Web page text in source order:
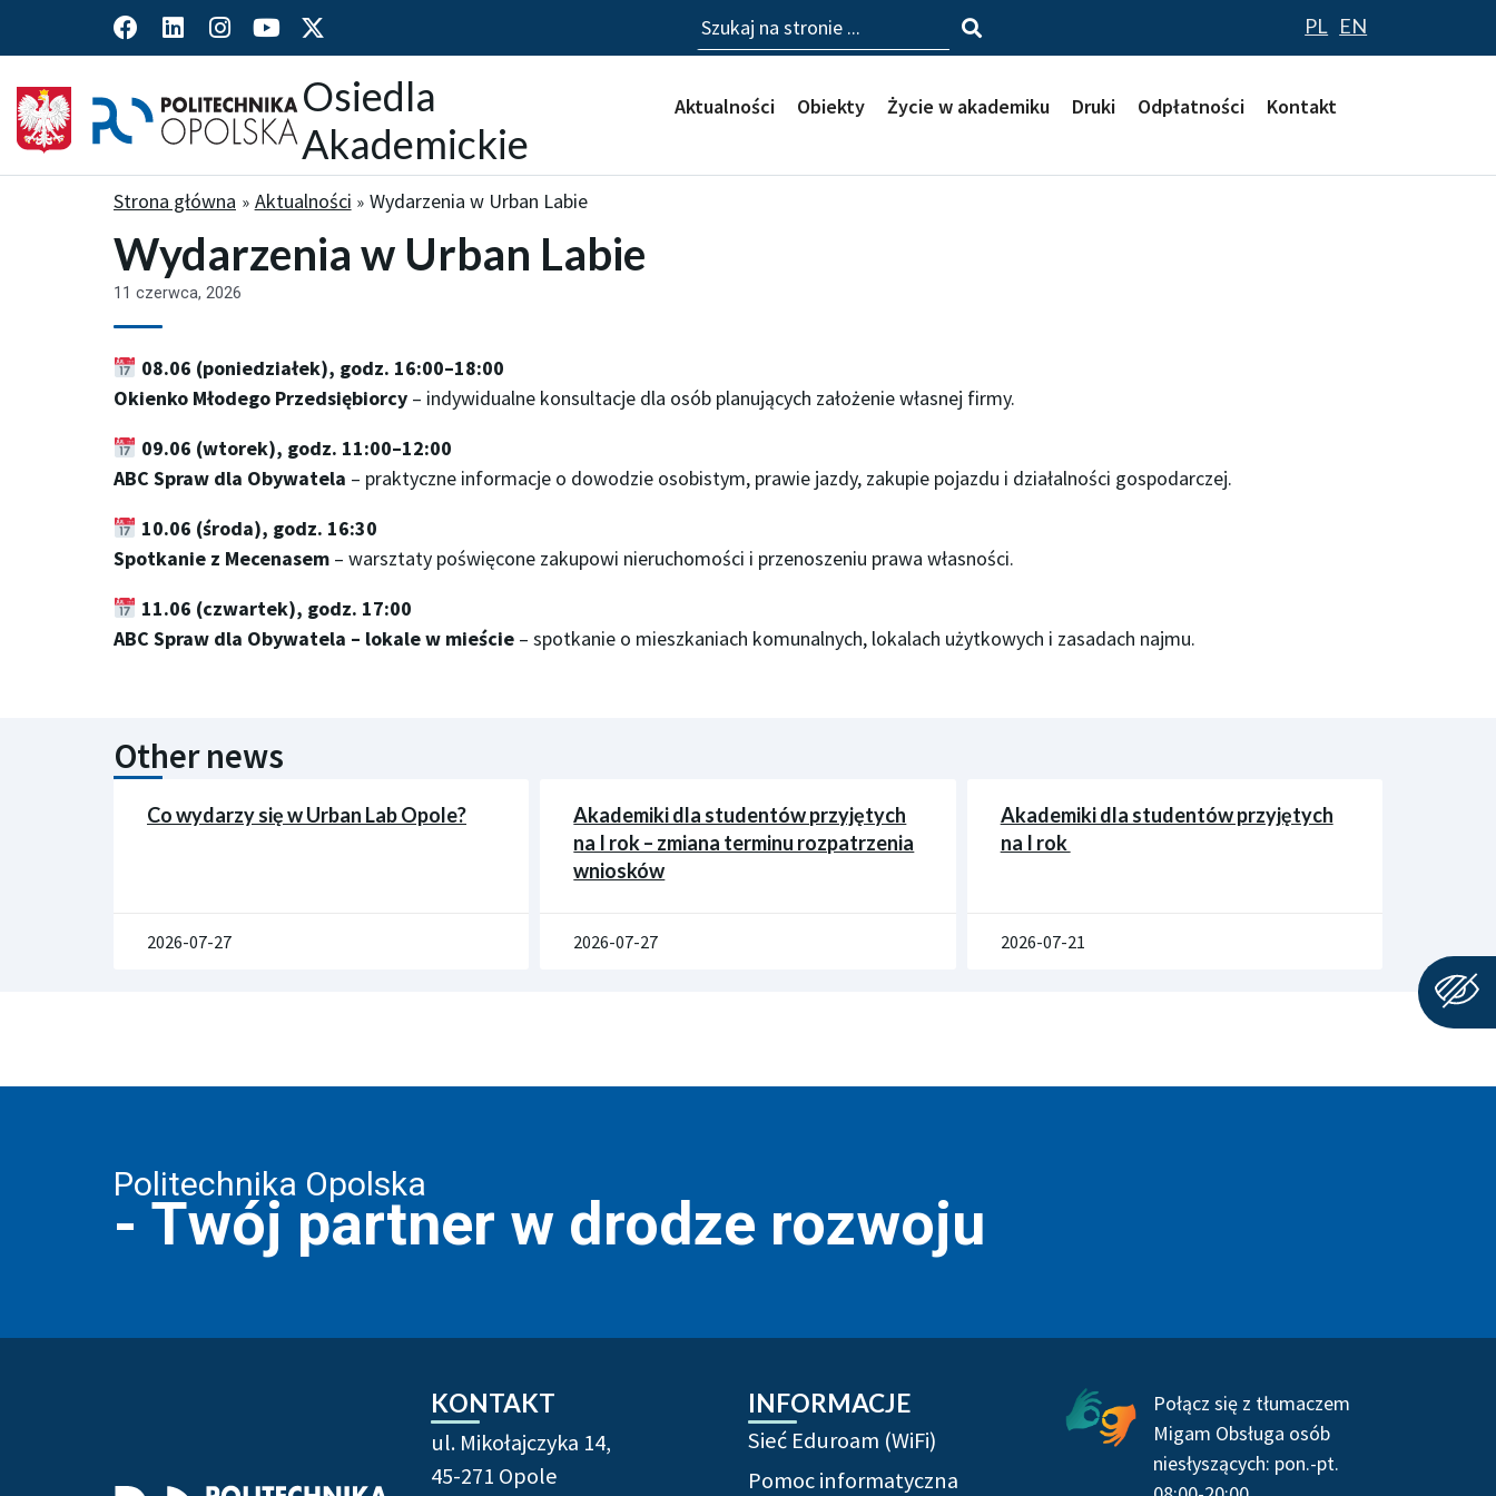
F
a
e
o
o
k
L
i
k
e
d
i
n
I
n
t
a
g
r
a
Y
o
t
u
b
e
X
-
t
w
i
t
t
e
Szukaj PL EN
Osiedla
Akademickie
Aktualności Obiekty Życie w akademiku Druki Odpłatności Kontakt
Strona główna Aktualności Wydarzenia w Urban Labie
Wydarzenia w Urban Labie
11 czerwca, 2026
08.06 (poniedziałek), godz. 16:00–18:00
Okienko Młodego Przedsiębiorcy – indywidualne konsultacje dla osób planujących założenie własnej firmy.
09.06 (wtorek), godz. 11:00–12:00
ABC Spraw dla Obywatela – praktyczne informacje o dowodzie osobistym, prawie jazdy, zakupie pojazdu i działalności gospodarczej.
10.06 (środa), godz. 16:30
Spotkanie z Mecenasem – warsztaty poświęcone zakupowi nieruchomości i przenoszeniu prawa własności.
11.06 (czwartek), godz. 17:00
ABC Spraw dla Obywatela – lokale w mieście – spotkanie o mieszkaniach komunalnych, lokalach użytkowych i zasadach najmu.
Other news
Co wydarzy się w Urban Lab Opole?
2026-07-27
Akademiki dla studentów przyjętych
na I rok – zmiana terminu rozpatrzenia
wniosków
2026-07-27
Akademiki dla studentów przyjętych
na I rok
2026-07-21
Politechnika Opolska
- Twój partner w drodze rozwoju
Stopka strony - informacje uzupełniające
KONTAKT
ul. Mikołajczyka 14,
45-271 Opole
INFORMACJE
Sieć Eduroam (WiFi)
Pomoc informatyczna
Połącz się z tłumaczem
Migam Obsługa osób
niesłyszących: pon.-pt.
Serwisy społecznościowe